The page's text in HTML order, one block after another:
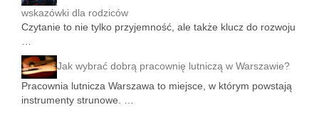
wskazówki dla rodziców
Czytanie to nie tylko przyjemność, ale także klucz do rozwoju
Jak wybrać dobrą pracownię lutniczą w Warszawie?
Pracownia lutnicza Warszawa to miejsce, w którym powstają
instrumenty strunowe. …